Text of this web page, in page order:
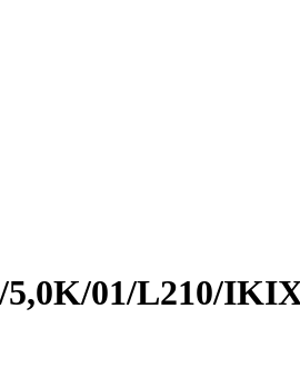
01/L210/